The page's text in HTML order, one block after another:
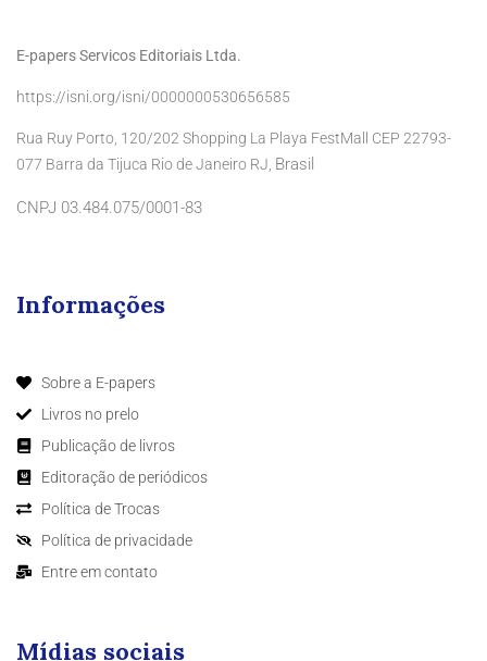
E-papers Servicos Editoriais Ltda.
https://isni.org/isni/0000000530656585
Rua Ruy Porto, 120/202 Shopping La Playa FestMall CEP 22793-
077 Barra da Tijuca Rio de Janeiro RJ, Brasil
CNPJ 03.484.075/0001-83
Informações
Sobre a E-papers
Livros no prelo
Publicação de livros
Editoração de periódicos
Política de Trocas
Política de privacidade
Entre em contato
Mídias sociais